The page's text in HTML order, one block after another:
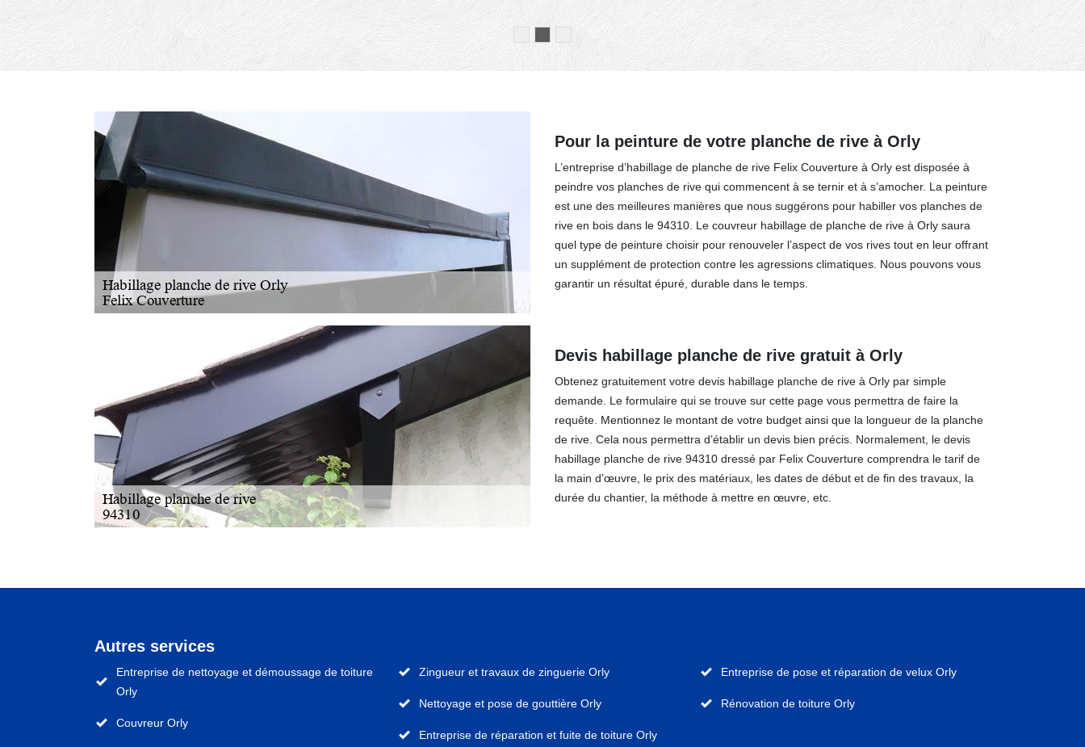
Pour la peinture de votre planche de rive à Orly
L’entreprise d’habillage de planche de rive Felix Couverture à Orly est disposée à
peindre vos planches de rive qui commencent à se ternir et à s’amocher. La peinture
est une des meilleures manières que nous suggérons pour habiller vos planches de
rive en bois dans le 94310. Le couvreur habillage de planche de rive à Orly saura
quel type de peinture choisir pour renouveler l’aspect de vos rives tout en leur offrant
un supplément de protection contre les agressions climatiques. Nous pouvons vous
garantir un résultat épuré, durable dans le temps.
Devis habillage planche de rive gratuit à Orly
Obtenez gratuitement votre devis habillage planche de rive à Orly par simple
demande. Le formulaire qui se trouve sur cette page vous permettra de faire la
requête. Mentionnez le montant de votre budget ainsi que la longueur de la planche
de rive. Cela nous permettra d’établir un devis bien précis. Normalement, le devis
habillage planche de rive 94310 dressé par Felix Couverture comprendra le tarif de
la main d’œuvre, le prix des matériaux, les dates de début et de fin des travaux, la
durée du chantier, la méthode à mettre en œuvre, etc.
Autres services
Entreprise de nettoyage et démoussage de toiture
Orly
Couvreur Orly
Zingueur et travaux de zinguerie Orly
Nettoyage et pose de gouttière Orly
Entreprise de réparation et fuite de toiture Orly
Entreprise de pose et réparation de velux Orly
Rénovation de toiture Orly